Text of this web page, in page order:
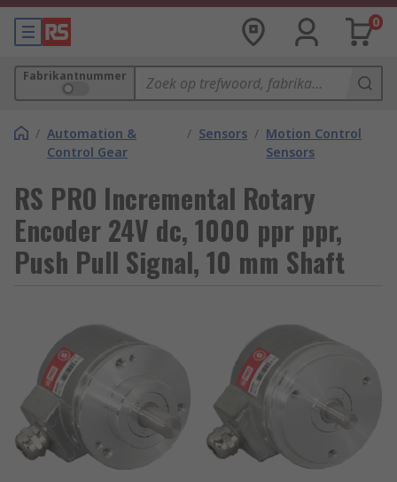
0
Fabrikantnummer
/ Automation &
Control Gear
/ Sensors / Motion Control
Sensors
RS PRO Incremental Rotary
Encoder 24V dc, 1000 ppr ppr,
Push Pull Signal, 10 mm Shaft